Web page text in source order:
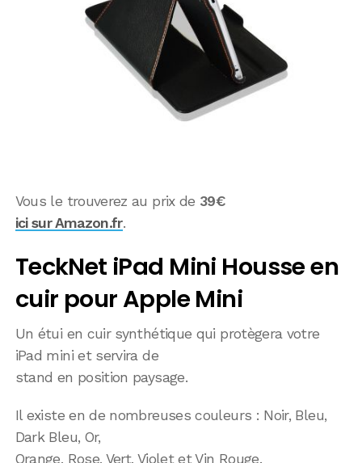
Vous le trouverez au prix de 39€
ici sur Amazon.fr.
TeckNet iPad Mini Housse en
cuir pour Apple Mini
Un étui en cuir synthétique qui protègera votre
iPad mini et servira de
stand en position paysage.
Il existe en de nombreuses couleurs : Noir, Bleu,
Dark Bleu, Or,
Orange, Rose, Vert, Violet et Vin Rouge.